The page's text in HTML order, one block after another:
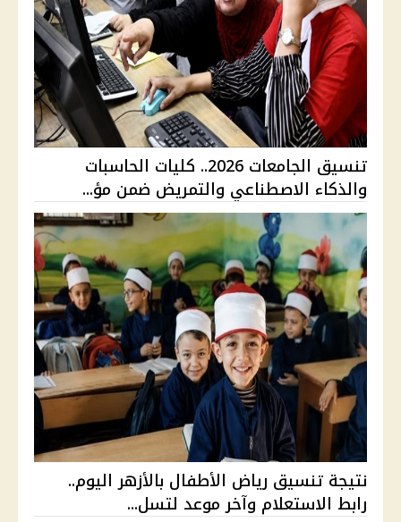
تنسيق الجامعات 2026.. كليات الحاسبات
والذكاء الاصطناعي والتمريض ضمن مؤ...
نتيجة تنسيق رياض الأطفال بالأزهر اليوم..
رابط الاستعلام وآخر موعد لتسل...